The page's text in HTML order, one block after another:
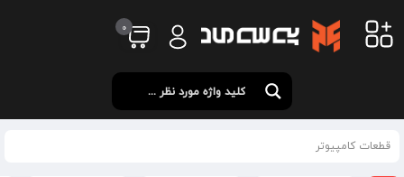
0
قطعات کامپیوتر